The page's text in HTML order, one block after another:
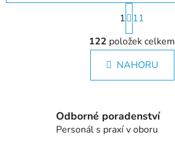
O
v
l
á
d
í
p
S
t
r
á
n
k
í
1
11
122 položek celkem
NAHORU
Odborné poradenství
Personál s praxí v oboru